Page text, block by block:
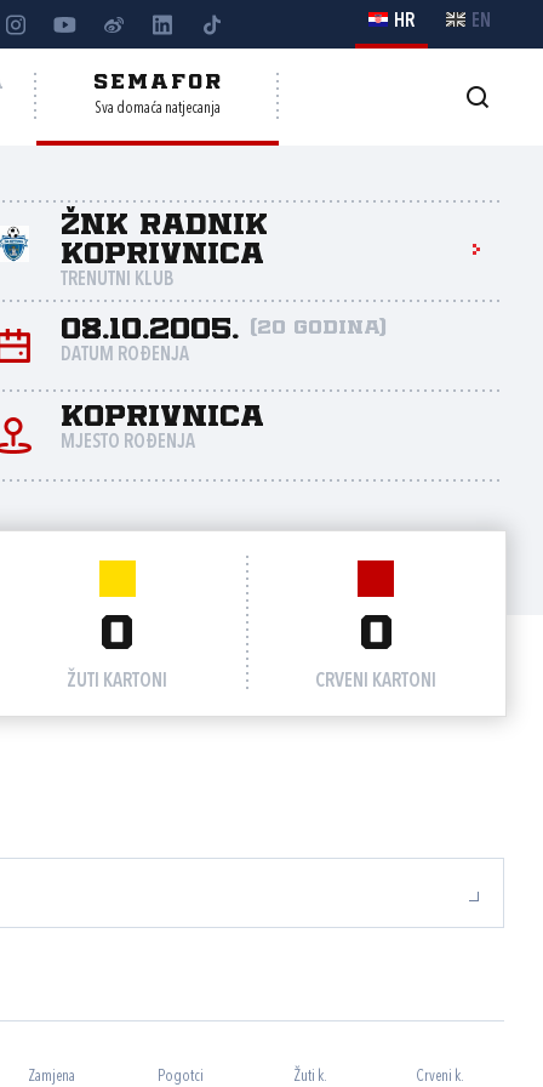
HR EN
SEMAFOR
Sva domaća natjecanja
ŽNK Radnik
Koprivnica
TRENUTNI KLUB
08.10.2005. (20 godina)
DATUM ROĐENJA
Koprivnica
MJESTO ROĐENJA
0
ŽUTI KARTONI
0
CRVENI KARTONI
Zamjena Pogotci Žuti k. Crveni k.